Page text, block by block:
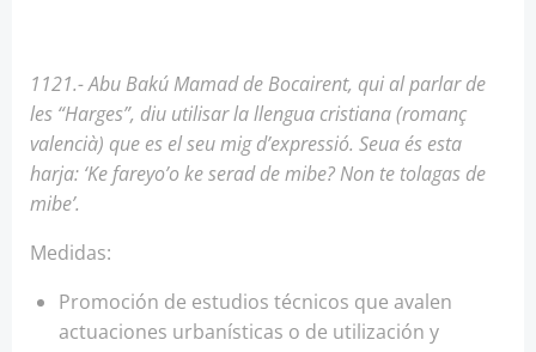
1121.- Abu Bakú Mamad de Bocairent, qui al parlar de
les “Harges”, diu utilisar la llengua cristiana (romanç
valencià) que es el seu mig d’expressió. Seua és esta
harja: ‘Ke fareyo’o ke serad de mibe? Non te tolagas de
mibe’.
Medidas:
Promoción de estudios técnicos que avalen
actuaciones urbanísticas o de utilización y